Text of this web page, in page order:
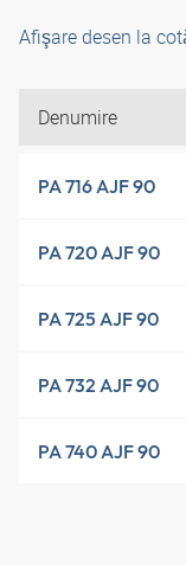
Afişare desen la
Denumire
PA 716 AJF 90
PA 720 AJF 90
PA 725 AJF 90
PA 732 AJF 90
PA 740 AJF 90